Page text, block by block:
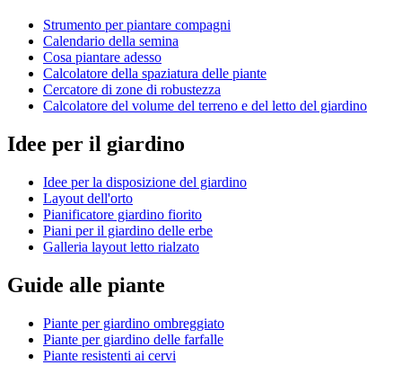
Strumento per piantare compagni
Calendario della semina
Cosa piantare adesso
Calcolatore della spaziatura delle piante
Cercatore di zone di robustezza
Calcolatore del volume del terreno e del letto del giardino
Idee per il giardino
Idee per la disposizione del giardino
Layout dell'orto
Pianificatore giardino fiorito
Piani per il giardino delle erbe
Galleria layout letto rialzato
Guide alle piante
Piante per giardino ombreggiato
Piante per giardino delle farfalle
Piante resistenti ai cervi